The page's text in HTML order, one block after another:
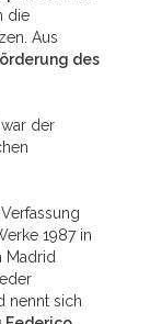
die
Aus
des
der
1987 in
Madrid
nennt sich